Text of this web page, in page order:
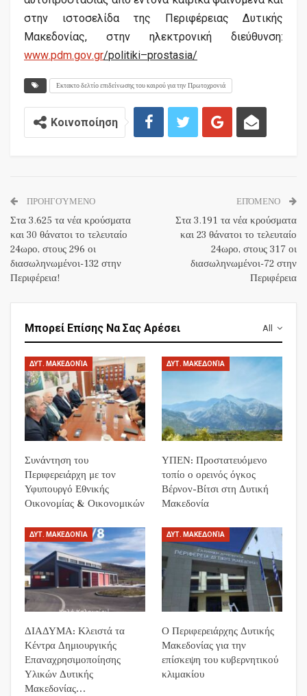
στην ιστοσελίδα της Περιφέρειας Δυτικής
Μακεδονίας, στην ηλεκτρονική διεύθυνση:
www.pdm.gov.gr/politiki–prostasia/
Εκτακτο δελτίο επιδείνωσης του καιρού για την Πρωτοχρονιά
Κοινοποίηση
ΠΡΟΗΓΟΎΜΕΝΟ
Στα 3.625 τα νέα κρούσματα
και 30 θάνατοι το τελευταίο
24ωρο, στους 296 οι
διασωληνωμένοι-132 στην
Περιφέρεια!
ΕΠΌΜΕΝΟ
Στα 3.191 τα νέα κρούσματα
και 23 θάνατοι το τελευταίο
24ωρο, στους 317 οι
διασωληνωμένοι-72 στην
Περιφέρεια
All
Μπορεί Επίσης Να Σας Αρέσει
ΔΥΤ. ΜΑΚΕΔΟΝΊΑ
Συνάντηση του
Περιφερειάρχη με τον
Υφυπουργό Εθνικής
Οικονομίας & Οικονομικών
ΔΥΤ. ΜΑΚΕΔΟΝΊΑ
ΥΠΕΝ: Προστατευόμενο
τοπίο ο ορεινός όγκος
Βέρνον-Βίτσι στη Δυτική
Μακεδονία
ΔΥΤ. ΜΑΚΕΔΟΝΊΑ
ΔΙΑΔΥΜΑ: Κλειστά τα
Κέντρα Δημιουργικής
Επαναχρησιμοποίησης
Υλικών Δυτικής
Μακεδονίας…
ΔΥΤ. ΜΑΚΕΔΟΝΊΑ
Ο Περιφερειάρχης Δυτικής
Μακεδονίας για την
επίσκεψη του κυβερνητικού
κλιμακίου